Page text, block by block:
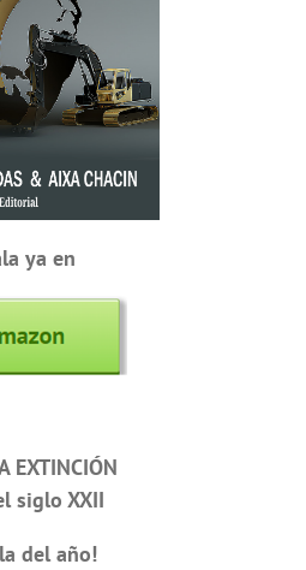
ya en
EXTINCIÓN
siglo XXII
del año!